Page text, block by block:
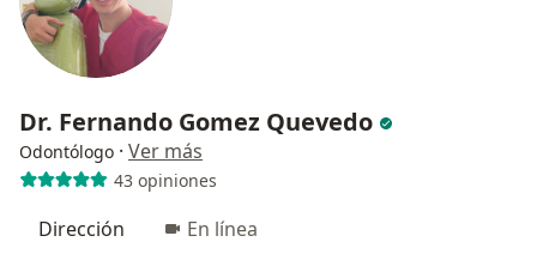
Dr. Fernando Gomez Quevedo
Odontólogo · Ver más
43 opiniones
Dirección En línea